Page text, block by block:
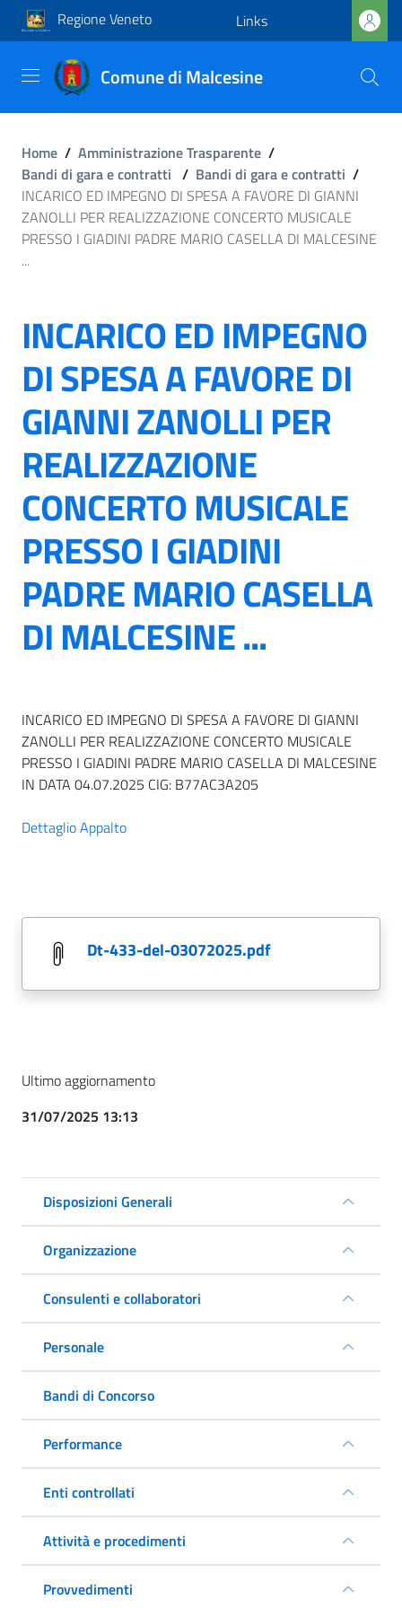
Regione Veneto Links
Comune di Malcesine
Home / Amministrazione Trasparente /
Bandi di gara e contratti / Bandi di gara e contratti /
INCARICO ED IMPEGNO DI SPESA A FAVORE DI GIANNI
ZANOLLI PER REALIZZAZIONE CONCERTO MUSICALE
PRESSO I GIADINI PADRE MARIO CASELLA DI MALCESINE
...
INCARICO ED IMPEGNO
DI SPESA A FAVORE DI
GIANNI ZANOLLI PER
REALIZZAZIONE
CONCERTO MUSICALE
PRESSO I GIADINI
PADRE MARIO CASELLA
DI MALCESINE ...
INCARICO ED IMPEGNO DI SPESA A FAVORE DI GIANNI
ZANOLLI PER REALIZZAZIONE CONCERTO MUSICALE
PRESSO I GIADINI PADRE MARIO CASELLA DI MALCESINE
IN DATA 04.07.2025 CIG: B77AC3A205
Dettaglio Appalto
dt-433-del-03072025.pdf
Ultimo aggiornamento
31/07/2025 13:13
Disposizioni Generali
Organizzazione
Consulenti e collaboratori
Personale
Bandi di Concorso
Performance
Enti controllati
Attività e procedimenti
Provvedimenti